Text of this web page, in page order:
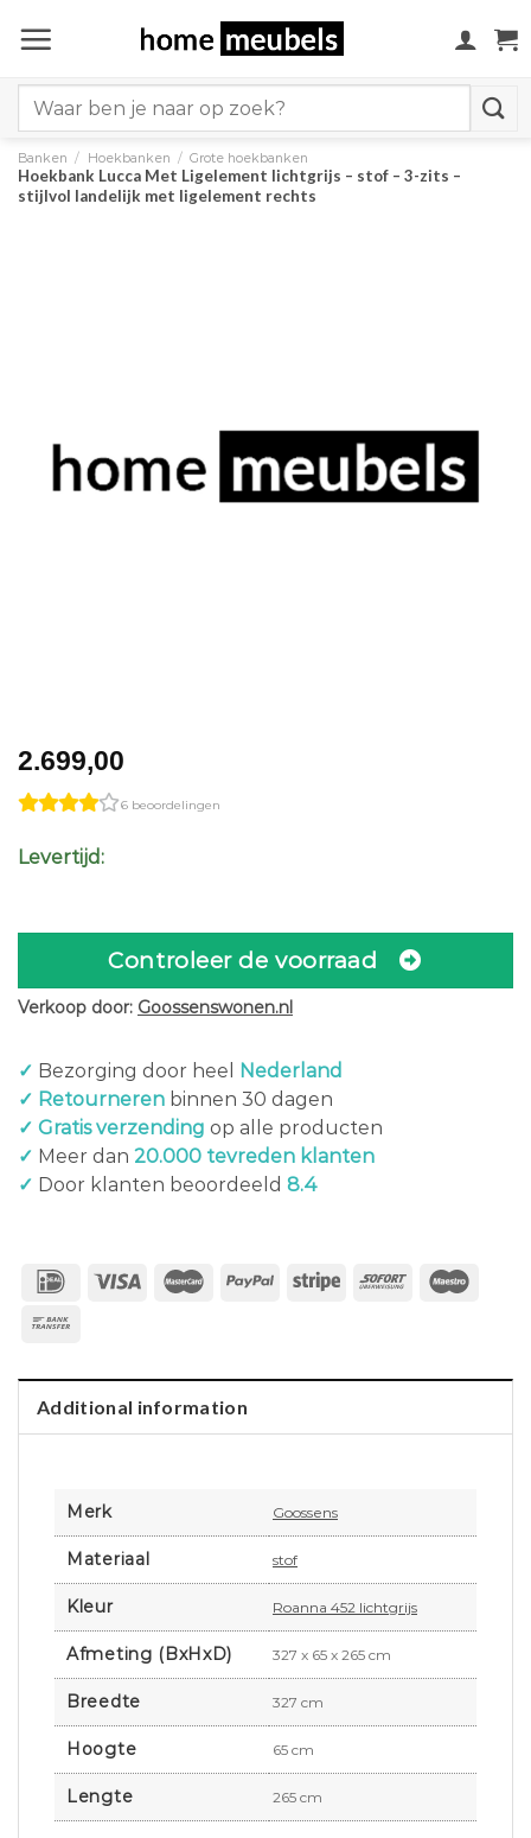
naar
for:
Banken / Hoekbanken / Grote hoekbanken
Hoekbank Lucca Met Ligelement lichtgrijs – stof – 3-zits –
stijlvol landelijk met ligelement rechts
2.699,00
6 beoordelingen
Levertijd:
Controleer de voorraad
Verkoop door: Goossenswonen.nl
✓ Bezorging door heel
Nederland
✓ Retourneren binnen 30 dagen
✓ Gratis verzending op alle producten
✓ Meer dan 20.000 tevreden klanten
✓ Door klanten beoordeeld 8.4
Additional information
Merk Goossens
Materiaal stof
Kleur Roanna 452 lichtgrijs
Afmeting (BxHxD) 327 x 65 x 265 cm
Breedte 327 cm
Hoogte 65 cm
Lengte 265 cm